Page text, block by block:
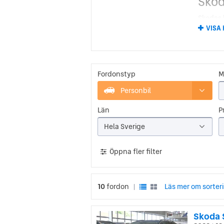
Václav
både
En
och
I
större
VISA
Fordonstyp
Personbil
Län
Hela Sverige
Öppna fler filter
10fordon Läs mer om
Skoda